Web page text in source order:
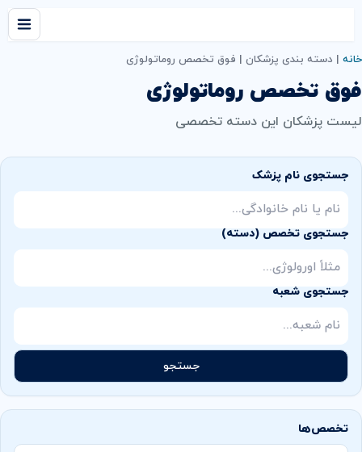
خانه | دسته بندی پزشکان | فوق تخصص روماتولوژی
فوق تخصص روماتولوژی
لیست پزشکان این دسته تخصصی
جستجوی نام پزشک
جستجوی تخصص (دسته)
جستجوی شعبه
جستجو
تخصص‌ها